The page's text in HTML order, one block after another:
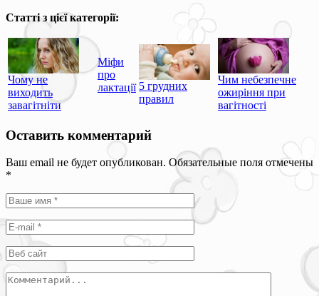
Статті з цієї категорії:
Чому не
виходить
завагітніти
Міфи
про
лактації 5 грудних
правил
Чим небезпечне
ожиріння при
вагітності
Оставить комментарий
Ваш email не будет опубликован. Обязательные поля отмечены
*